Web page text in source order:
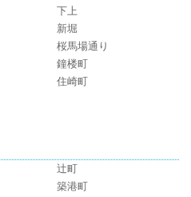
下上
新堀
桜馬場通り
鐘楼町
住崎町
辻町
築港町